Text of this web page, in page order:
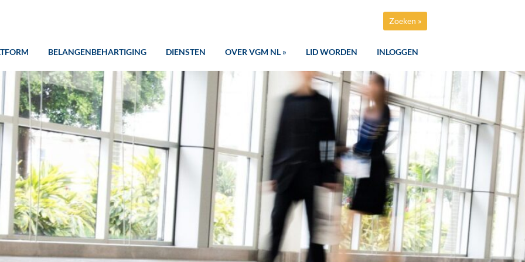
Zoeken »
BELANGENBEHARTIGING DIENSTEN OVER VGM NL » LID WORDEN INLOGGEN